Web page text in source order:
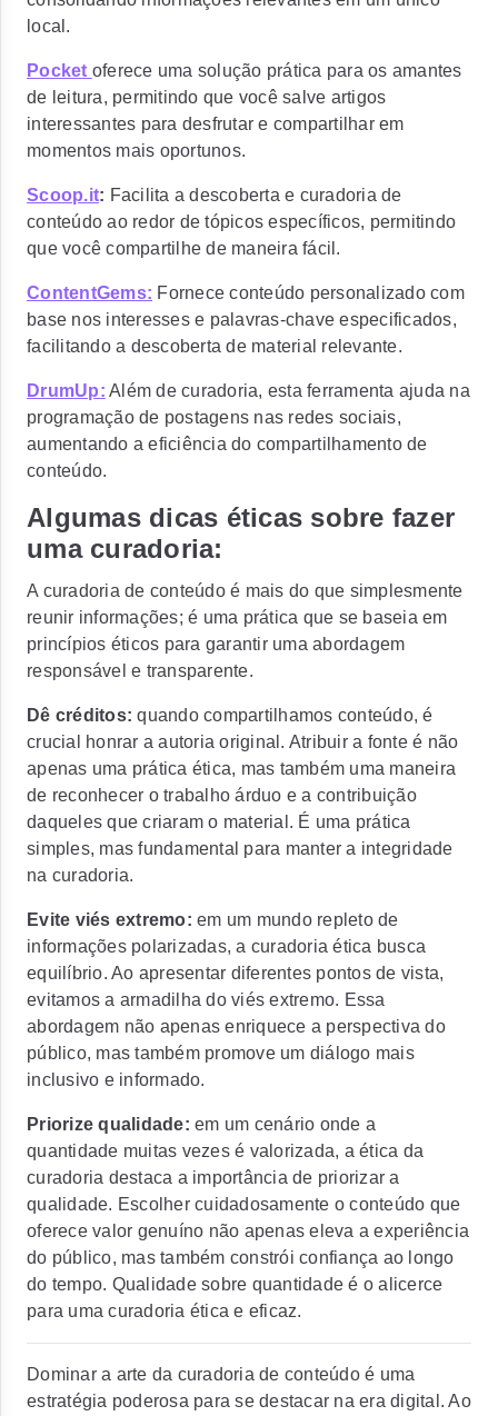
local.
Pocket oferece uma solução prática para os amantes
de leitura, permitindo que você salve artigos
interessantes para desfrutar e compartilhar em
momentos mais oportunos.
Scoop.it: Facilita a descoberta e curadoria de
conteúdo ao redor de tópicos específicos, permitindo
que você compartilhe de maneira fácil.
ContentGems: Fornece conteúdo personalizado com
base nos interesses e palavras-chave especificados,
facilitando a descoberta de material relevante.
DrumUp: Além de curadoria, esta ferramenta ajuda na
programação de postagens nas redes sociais,
aumentando a eficiência do compartilhamento de
conteúdo.
Algumas dicas éticas sobre fazer
uma curadoria:
A curadoria de conteúdo é mais do que simplesmente
reunir informações; é uma prática que se baseia em
princípios éticos para garantir uma abordagem
responsável e transparente.
Dê créditos: quando compartilhamos conteúdo, é
crucial honrar a autoria original. Atribuir a fonte é não
apenas uma prática ética, mas também uma maneira
de reconhecer o trabalho árduo e a contribuição
daqueles que criaram o material. É uma prática
simples, mas fundamental para manter a integridade
na curadoria.
Evite viés extremo: em um mundo repleto de
informações polarizadas, a curadoria ética busca
equilíbrio. Ao apresentar diferentes pontos de vista,
evitamos a armadilha do viés extremo. Essa
abordagem não apenas enriquece a perspectiva do
público, mas também promove um diálogo mais
inclusivo e informado.
Priorize qualidade: em um cenário onde a
quantidade muitas vezes é valorizada, a ética da
curadoria destaca a importância de priorizar a
qualidade. Escolher cuidadosamente o conteúdo que
oferece valor genuíno não apenas eleva a experiência
do público, mas também constrói confiança ao longo
do tempo. Qualidade sobre quantidade é o alicerce
para uma curadoria ética e eficaz.
Dominar a arte da curadoria de conteúdo é uma
estratégia poderosa para se destacar na era digital. Ao